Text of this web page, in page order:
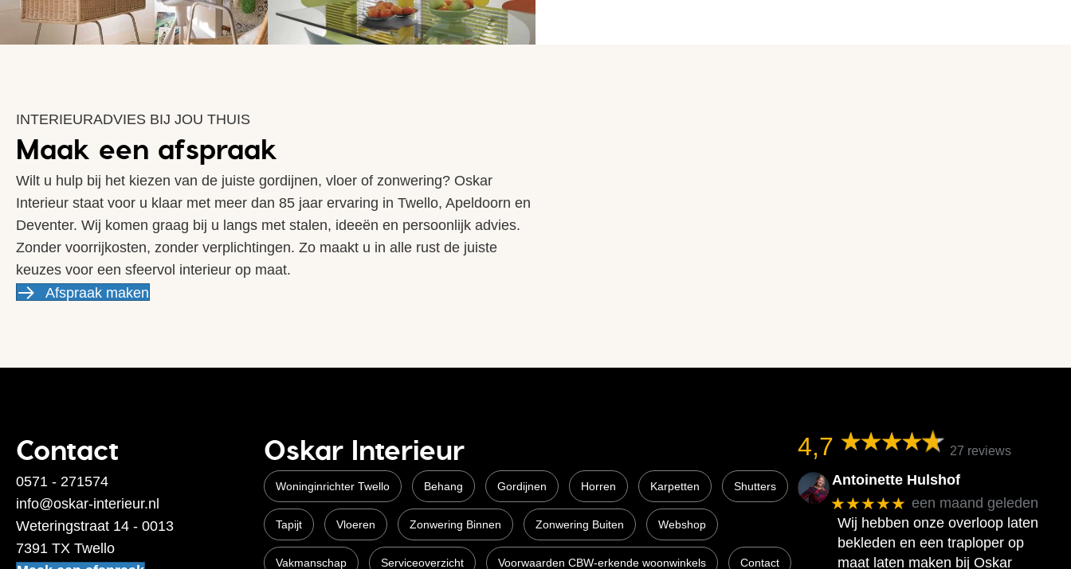
INTERIEURADVIES BIJ JOU THUIS
Maak een afspraak
Wilt u hulp bij het kiezen van de juiste gordijnen, vloer of zonwering? Oskar
Interieur staat voor u klaar met meer dan 85 jaar ervaring in Twello, Apeldoorn en
Deventer. Wij komen graag bij u langs met stalen, ideeën en persoonlijk advies.
Zonder voorrijkosten, zonder verplichtingen. Zo maakt u in alle rust de juiste
keuzes voor een sfeervol interieur op maat.
Afspraak maken
Contact
0571 - 271574
info@oskar-interieur.nl
Weteringstraat 14 - 0013
7391 TX Twello
Oskar Interieur
Woninginrichter Twello Behang Gordijnen Horren Karpetten Shutters
Tapijt Vloeren Zonwering Binnen Zonwering Buiten Webshop
Vakmanschap Serviceoverzicht Voorwaarden CBW-erkende woonwinkels Contact
4,7 27 reviews
Antoinette Hulshof
★★★★★ een maand geleden
Wij hebben onze overloop laten
bekleden en een traploper op
maat laten maken bij Oskar